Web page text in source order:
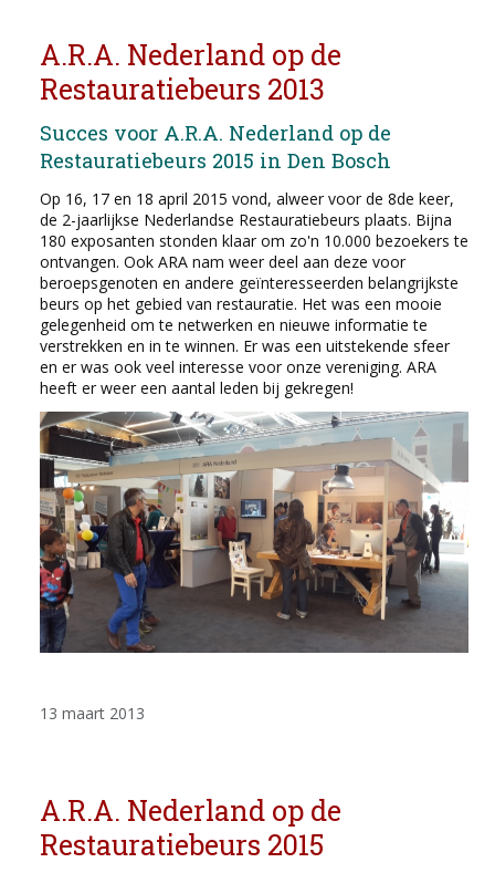
A.R.A. Nederland op de
Restauratiebeurs 2013
Succes voor A.R.A. Nederland op de
Restauratiebeurs 2015 in Den Bosch
Op 16, 17 en 18 april 2015 vond, alweer voor de 8de keer,
de 2-jaarlijkse Nederlandse Restauratiebeurs plaats. Bijna
180 exposanten stonden klaar om zo'n 10.000 bezoekers te
ontvangen. Ook ARA nam weer deel aan deze voor
beroepsgenoten en andere geïnteresseerden belangrijkste
beurs op het gebied van restauratie. Het was een mooie
gelegenheid om te netwerken en nieuwe informatie te
verstrekken en in te winnen. Er was een uitstekende sfeer
en er was ook veel interesse voor onze vereniging. ARA
heeft er weer een aantal leden bij gekregen!
13 maart 2013
A.R.A. Nederland op de
Restauratiebeurs 2015